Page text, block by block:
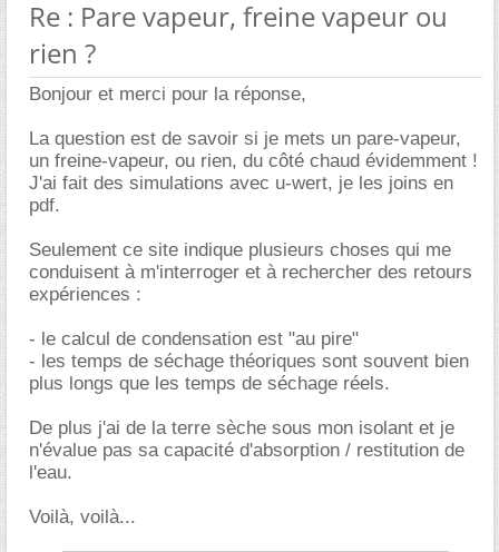
Re : Pare vapeur, freine vapeur ou
rien ?
Bonjour et merci pour la réponse,
La question est de savoir si je mets un pare-vapeur,
un freine-vapeur, ou rien, du côté chaud évidemment !
J'ai fait des simulations avec u-wert, je les joins en
pdf.
Seulement ce site indique plusieurs choses qui me
conduisent à m'interroger et à rechercher des retours
expériences :
- le calcul de condensation est "au pire"
- les temps de séchage théoriques sont souvent bien
plus longs que les temps de séchage réels.
De plus j'ai de la terre sèche sous mon isolant et je
n'évalue pas sa capacité d'absorption / restitution de
l'eau.
Voilà, voilà...